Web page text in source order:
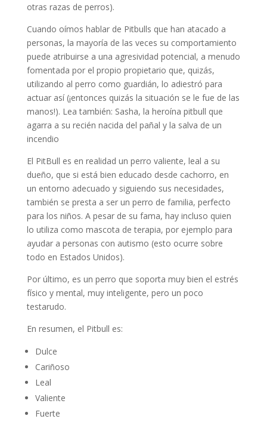
otras razas de perros).
Cuando oímos hablar de Pitbulls que han atacado a
personas, la mayoría de las veces su comportamiento
puede atribuirse a una agresividad potencial, a menudo
fomentada por el propio propietario que, quizás,
utilizando al perro como guardián, lo adiestró para
actuar así (¡entonces quizás la situación se le fue de las
manos!). Lea también: Sasha, la heroína pitbull que
agarra a su recién nacida del pañal y la salva de un
incendio
El PitBull es en realidad un perro valiente, leal a su
dueño, que si está bien educado desde cachorro, en
un entorno adecuado y siguiendo sus necesidades,
también se presta a ser un perro de familia, perfecto
para los niños. A pesar de su fama, hay incluso quien
lo utiliza como mascota de terapia, por ejemplo para
ayudar a personas con autismo (esto ocurre sobre
todo en Estados Unidos).
Por último, es un perro que soporta muy bien el estrés
físico y mental, muy inteligente, pero un poco
testarudo.
En resumen, el Pitbull es:
Dulce
Cariñoso
Leal
Valiente
Fuerte